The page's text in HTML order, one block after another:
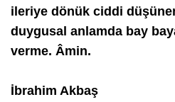
ileriye dönük ciddi
duygusal anlamda bay
verme. Âmin.
İbrahim Akbaş